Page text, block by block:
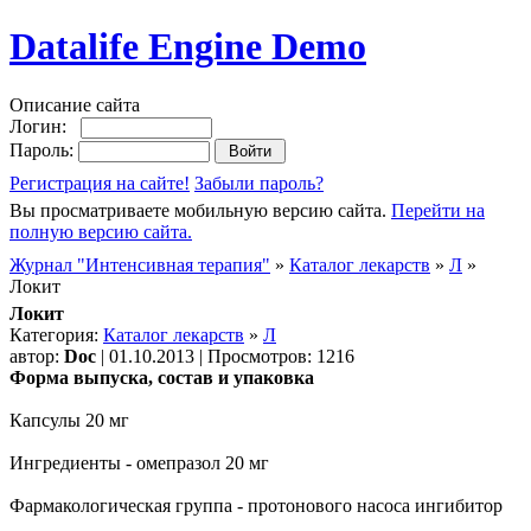
Datalife Engine Demo
Описание сайта
Логин:
Пароль:
Регистрация на сайте! Забыли пароль?
Вы просматриваете мобильную версию сайта. Перейти на
полную версию сайта.
Журнал "Интенсивная терапия" » Каталог лекарств » Л »
Локит
Локит
Категория: Каталог лекарств » Л
автор: Doc | 01.10.2013 | Просмотров: 1216
Форма выпуска, состав и упаковка
Капсулы 20 мг
Ингредиенты - омепразол 20 мг
Фармакологическая группа - протонового насоса ингибитор